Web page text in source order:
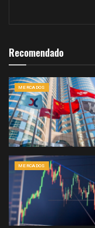
Recomendado
MERCADOS
MERCADOS